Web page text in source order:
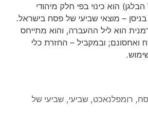
הוא כינוי בפי חלק מיהודי
– מוצאי שביעי של פסח בישראל.
הוא ליל ההעברה, והוא מתייחס
ואחסונם; ובמקביל – החזרת כלי
, רומפלנאכט,שביעי,שביעי של